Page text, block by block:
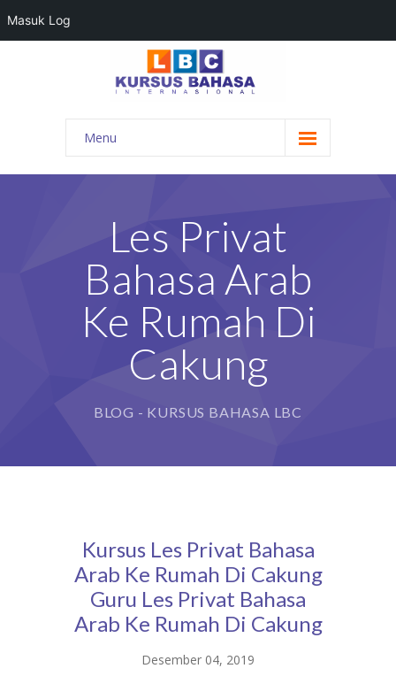
Menu
HOME
KONTAK KAMI
BLOG
DAFTAR GURU
Les Privat
Bahasa Arab
Ke Rumah Di
Cakung
BLOG - KURSUS BAHASA LBC
Kursus Les Privat Bahasa
Arab Ke Rumah Di Cakung
Guru Les Privat Bahasa
Arab Ke Rumah Di Cakung
Desember 04, 2019
Masuk Log